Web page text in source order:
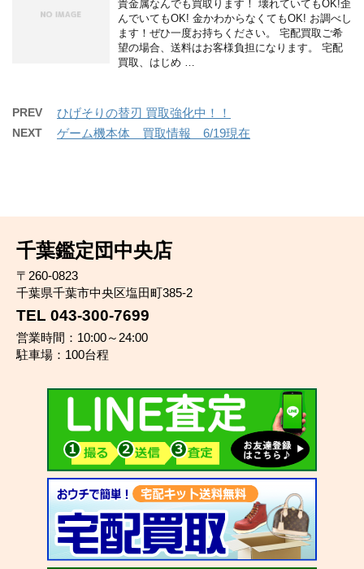
貴金属なんでも買取ります！ 壊れていてもOK!歪
んでいてもOK! 金かわからなくてもOK! お調べし
ます！ぜひ一度お持ちください。 宅配買取ご希
望の場合、送料はお客様負担になります。 宅配
買取、はじめ …
PREV ひげそりの替刃 買取強化中！！
NEXT ゲーム機本体 買取情報 6/19現在
千葉鑑定団中央店
〒260-0823
千葉県千葉市中央区塩田町385-2
TEL 043-300-7699
営業時間：10:00～24:00
駐車場：100台程